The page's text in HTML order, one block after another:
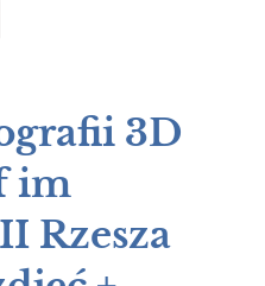
3D
im
Rzesza